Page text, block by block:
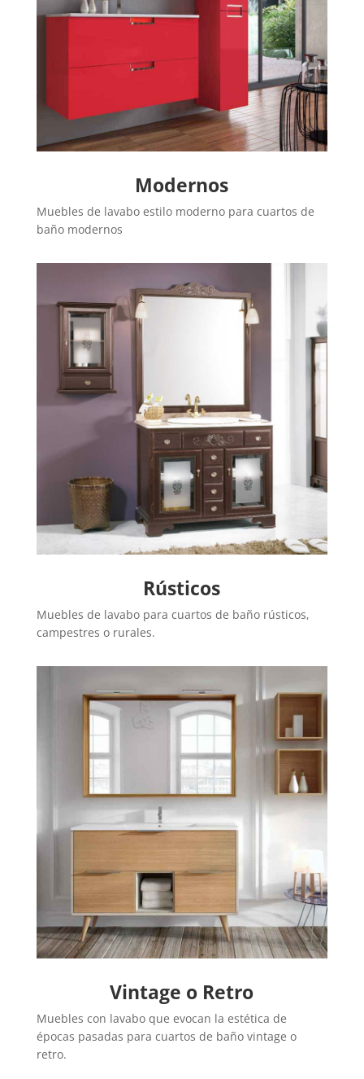
Modernos
Muebles de lavabo estilo moderno para cuartos de
baño modernos
Rústicos
Muebles de lavabo para cuartos de baño rústicos,
campestres o rurales.
Vintage o Retro
Muebles con lavabo que evocan la estética de
épocas pasadas para cuartos de baño vintage o
retro.